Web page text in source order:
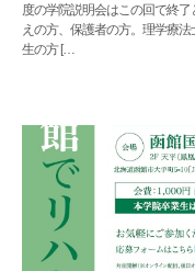
度の学院説明会はこの回で終
えの方、保護者の方。理学療
生の方 […